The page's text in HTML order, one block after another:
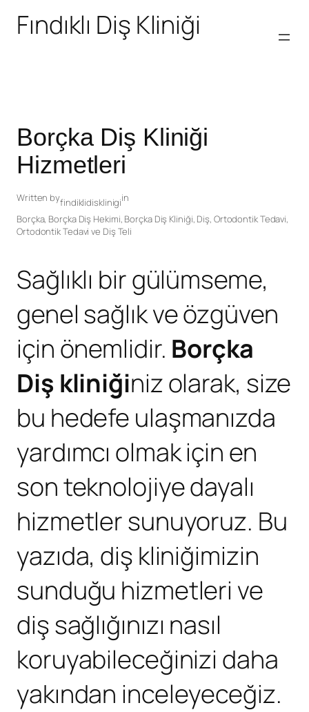
Fındıklı Diş Kliniği
Borçka Diş Kliniği
Hizmetleri
Written byfindiklidisklinigiin
Borçka, Borçka Diş Hekimi, Borçka Diş Kliniği, Diş, Ortodontik Tedavi
Ortodontik Tedavi ve Diş Teli
Sağlıklı bir gülümseme,
genel sağlık ve özgüven
için önemlidir. Borçka
Diş kliniğiniz olarak, size
bu hedefe ulaşmanızda
yardımcı olmak için en
son teknolojiye dayalı
hizmetler sunuyoruz. Bu
yazıda, diş kliniğimizin
sunduğu hizmetleri ve
diş sağlığınızı nasıl
koruyabileceğinizi daha
yakından inceleyeceğiz.